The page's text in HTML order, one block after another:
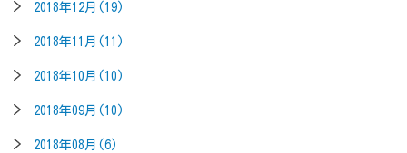
2018年12月(19)
2018年11月(11)
2018年10月(10)
2018年09月(10)
2018年08月(6)